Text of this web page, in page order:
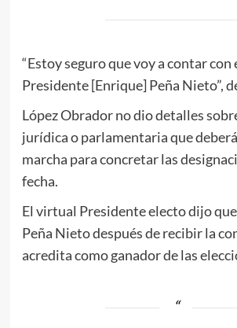
“Estoy seguro que voy a contar con
Presidente [Enrique] Peña Nieto”,
López Obrador no dio detalles
jurídica o parlamentaria que
marcha para concretar las
fecha.
El virtual Presidente electo dijo
Peña Nieto después de recibir la
acredita como ganador de las